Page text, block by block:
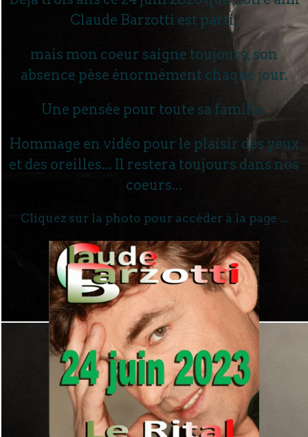
Claude Barzotti est parti,
mais mon coeur saigne toujours, son
absence pèse énormément chaque jour.
Une pensée pour toute sa famille.
Hommage en vidéo pour le plaisir des yeux
et des oreilles... Il restera toujours dans nos
coeurs...
Cliquez sur la photo pour accéder à la page ...